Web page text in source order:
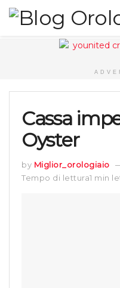
Cassa
Oyster
by Miglior_orologiaio
Tempo di lettura1 min